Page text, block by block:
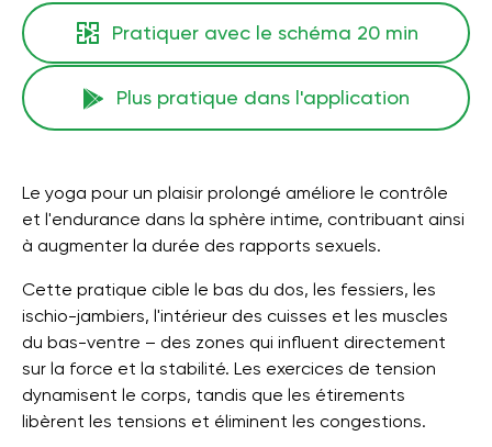
Pratiquer avec le schéma 20 min
Plus pratique dans l'application
Le yoga pour un plaisir prolongé améliore le contrôle
et l'endurance dans la sphère intime, contribuant ainsi
à augmenter la durée des rapports sexuels.
Cette pratique cible le bas du dos, les fessiers, les
ischio-jambiers, l'intérieur des cuisses et les muscles
du bas-ventre – des zones qui influent directement
sur la force et la stabilité. Les exercices de tension
dynamisent le corps, tandis que les étirements
libèrent les tensions et éliminent les congestions.